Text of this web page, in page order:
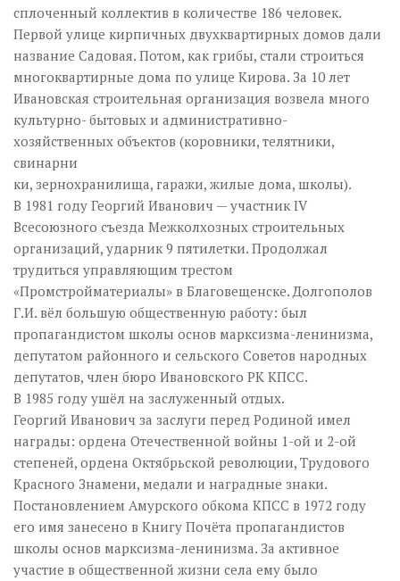
сплоченный коллектив в количестве 186 человек.
Первой улице кирпичных двухквартирных домов дали
название Садовая. Потом, как грибы, стали строиться
многоквартирные дома по улице Кирова. За 10 лет
Ивановская строительная организация возвела много
культурно- бытовых и административно-
хозяйственных объектов (коровники, телятники,
свинарни
ки, зернохранилища, гаражи, жилые дома, школы).
В 1981 году Георгий Иванович — участник IV
Всесоюзного съезда Межколхозных строительных
организаций, ударник 9 пятилетки. Продолжал
трудиться управляющим трестом
«Промстройматериалы» в Благовещенске. Долгополов
Г.И. вёл большую общественную работу: был
пропагандистом школы основ марксизма-ленинизма,
депутатом районного и сельского Советов народных
депутатов, член бюро Ивановского РК КПСС.
В 1985 году ушёл на заслуженный отдых.
Георгий Иванович за заслуги перед Родиной имел
награды: ордена Отечественной войны 1-ой и 2-ой
степеней, ордена Октябрьской революции, Трудового
Красного Знамени, медали и наградные знаки.
Постановлением Амурского обкома КПСС в 1972 году
его имя занесено в Книгу Почёта пропагандистов
школы основ марксизма-ленинизма. За активное
участие в общественной жизни села ему было